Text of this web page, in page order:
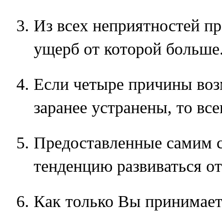
Из всех неприятностей
ущерб от которой
Если четыре причины
заранее устранены, то
Предоставленные самим
тенденцию развиваться
Как только Вы